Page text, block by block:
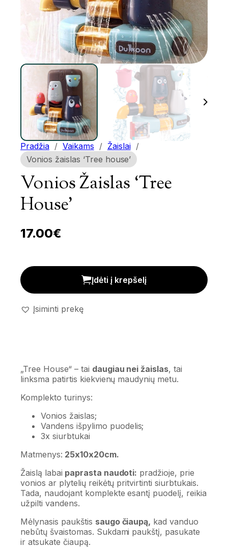
Pradžia / Vaikams / Žaislai /
Vonios žaislas ‘Tree house’
Vonios Žaislas ‘Tree
House’
17.00€
Vonios žaislas 'Tree house' kiekis
Įdėti į krepšelį
Įsiminti prekę
„Tree House“ – tai daugiau nei žaislas, tai
linksma patirtis kiekvienų maudynių metu.
Komplekto turinys:
Vonios žaislas;
Vandens išpylimo puodelis;
3x siurbtukai
Matmenys: 25x10x20cm.
Žaislą labai paprasta naudoti: pradžioje, prie
vonios ar plytelių reikėtų pritvirtinti siurbtukais.
Tada, naudojant komplekte esantį puodelį, reikia
užpilti vandens.
Mėlynasis paukštis saugo čiaupą, kad vanduo
nebūtų švaistomas. Sukdami paukštį, pasukate
ir atsukate čiaupą.